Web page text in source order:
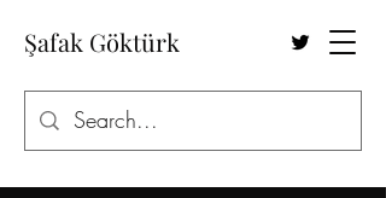
Şafak Göktürk